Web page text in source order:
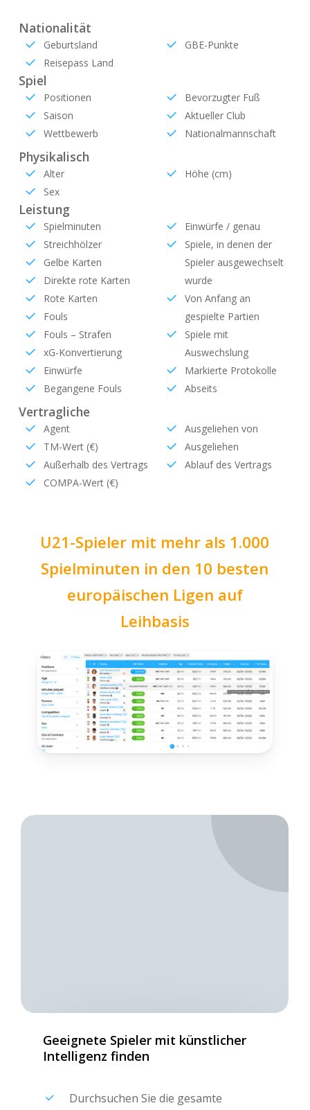
Nationalität
Geburtsland
Reisepass Land
GBE-Punkte
Spiel
Positionen
Saison
Wettbewerb
Bevorzugter Fuß
Aktueller Club
Nationalmannschaft
Physikalisch
Alter
Sex
Höhe (cm)
Leistung
Spielminuten
Streichhölzer
Gelbe Karten
Direkte rote Karten
Rote Karten
Fouls
Fouls – Strafen
xG-Konvertierung
Einwürfe
Begangene Fouls
Einwürfe / genau
Spiele, in denen der
Spieler ausgewechselt
wurde
Von Anfang an
gespielte Partien
Spiele mit
Auswechslung
Markierte Protokolle
Abseits
Vertragliche
Agent
TM-Wert (€)
Außerhalb des Vertrags
COMPA-Wert (€)
Ausgeliehen von
Ausgeliehen
Ablauf des Vertrags
U21-Spieler mit mehr als 1.000
Spielminuten in den 10 besten
europäischen Ligen auf
Leihbasis
Geeignete Spieler mit künstlicher
Intelligenz finden
Durchsuchen Sie die gesamte